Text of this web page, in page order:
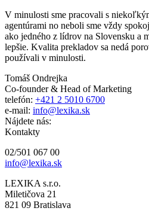
V minulosti sme pracovali s
agentúrami no neboli sme vždy
ako jedného z lídrov na Slovensku a
lepšie. Kvalita prekladov sa nedá
používali v minulosti.
Tomáš Ondrejka
Co-founder & Head of Marketing
telefón: +421 2 5010 6700
e-mail: info@lexika.sk
Nájdete nás:
Kontakty
02/501 067 00
info@lexika.sk
LEXIKA s.r.o.
Miletičova 21
821 09 Bratislava